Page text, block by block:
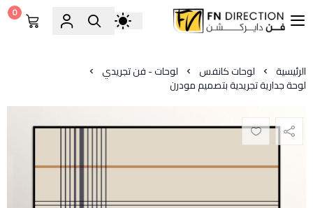
فن دايركشن
0
الرئيسية لوحات كانفس لوحات - فن تجريدي
لوحة جدارية تجريدية بتصميم مودرن